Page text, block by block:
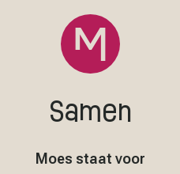
Samen
Moes staat voor